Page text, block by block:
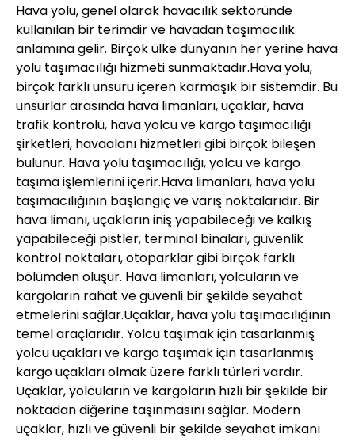
Hava yolu, genel olarak havacılık sektöründe
kullanılan bir terimdir ve havadan taşımacılık
anlamına gelir. Birçok ülke dünyanın her yerine hava
yolu taşımacılığı hizmeti sunmaktadır.Hava yolu,
birçok farklı unsuru içeren karmaşık bir sistemdir. Bu
unsurlar arasında hava limanları, uçaklar, hava
trafik kontrolü, hava yolcu ve kargo taşımacılığı
şirketleri, havaalanı hizmetleri gibi birçok bileşen
bulunur. Hava yolu taşımacılığı, yolcu ve kargo
taşıma işlemlerini içerir.Hava limanları, hava yolu
taşımacılığının başlangıç ve varış noktalarıdır. Bir
hava limanı, uçakların iniş yapabileceği ve kalkış
yapabileceği pistler, terminal binaları, güvenlik
kontrol noktaları, otoparklar gibi birçok farklı
bölümden oluşur. Hava limanları, yolcuların ve
kargoların rahat ve güvenli bir şekilde seyahat
etmelerini sağlar.Uçaklar, hava yolu taşımacılığının
temel araçlarıdır. Yolcu taşımak için tasarlanmış
yolcu uçakları ve kargo taşımak için tasarlanmış
kargo uçakları olmak üzere farklı türleri vardır.
Uçaklar, yolcuların ve kargoların hızlı bir şekilde bir
noktadan diğerine taşınmasını sağlar. Modern
uçaklar, hızlı ve güvenli bir şekilde seyahat imkanı